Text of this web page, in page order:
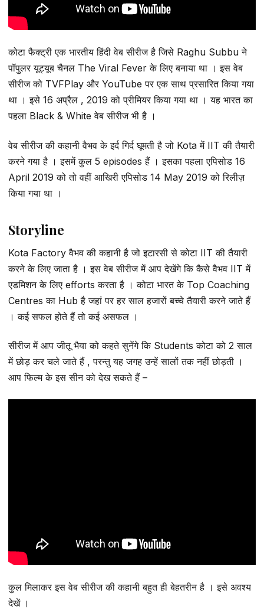
कोटा फैक्ट्री एक भारतीय हिंदी वेब सीरीज है जिसे Raghu Subbu ने
पॉपुलर यूट्यूब चैनल The Viral Fever के लिए बनाया था । इस वेब
सीरीज को TVFPlay और YouTube पर एक साथ प्रसारित किया गया
था । इसे 16 अप्रैल , 2019 को प्रीमियर किया गया था । यह भारत का
पहला Black & White वेब सीरीज भी है ।
वेब सीरीज की कहानी वैभव के इर्द गिर्द घूमती है जो Kota में IIT की तैयारी
करने गया है । इसमें कुल 5 episodes हैं । इसका पहला एपिसोड 16
April 2019 को तो वहीं आखिरी एपिसोड 14 May 2019 को रिलीज़
किया गया था ।
Storyline
Kota Factory वैभव की कहानी है जो इटारसी से कोटा IIT की तैयारी
करने के लिए जाता है । इस वेब सीरीज में आप देखेंगे कि कैसे वैभव IIT में
एडमिशन के लिए efforts करता है । कोटा भारत के Top Coaching
Centres का Hub है जहां पर हर साल हजारों बच्चे तैयारी करने जाते हैं
। कई सफल होते हैं तो कई असफल ।
सीरीज में आप जीतू भैया को कहते सुनेंगे कि Students कोटा को 2 साल
में छोड़ कर चले जाते हैं , परन्तु यह जगह उन्हें सालों तक नहीं छोड़ती ।
आप फिल्म के इस सीन को देख सकते हैं –
कुल मिलाकर इस वेब सीरीज की कहानी बहुत ही बेहतरीन है । इसे अवश्य
देखें ।